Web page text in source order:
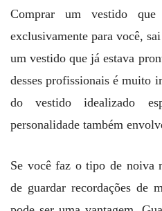
Comprar um vestido
exclusivamente para você,
um vestido que já estava
desses profissionais é muito
do vestido idealizado
personalidade também
Se você faz o tipo de noiva
de guardar recordações de